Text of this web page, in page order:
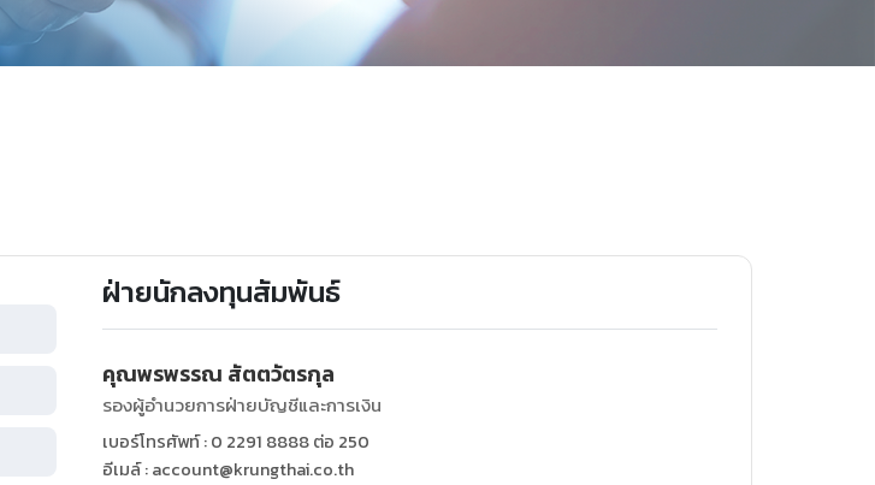
ฝ่ายนักลงทุนสัมพันธ์
คุณพรพรรณ สัตตวัตรกุล
รองผู้อำนวยการฝ่ายบัญชีและการเงิน
เบอร์โทรศัพท์ : 0 2291 8888 ต่อ 250
อีเมล์ :account@krungthai.co.th